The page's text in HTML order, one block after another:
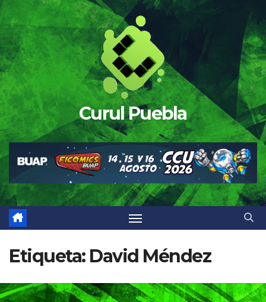
Saltar
al
contenido
Curul Puebla
Etiqueta: David Méndez